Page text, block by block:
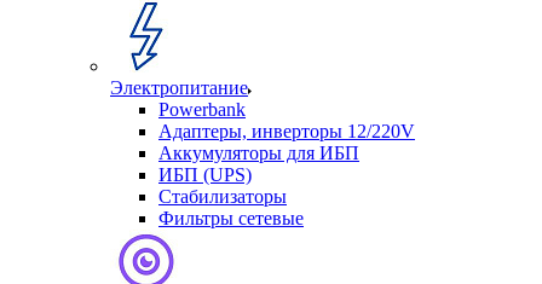
Электропитание
Powerbank
Адаптеры, инверторы 12/220V
Аккумуляторы для ИБП
ИБП (UPS)
Стабилизаторы
Фильтры сетевые